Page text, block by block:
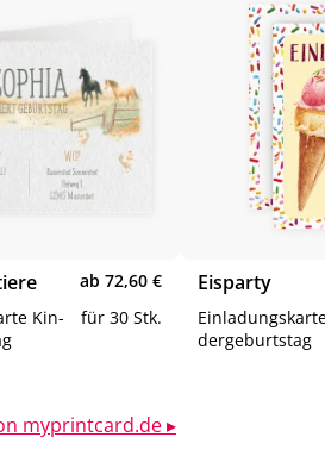
ab 72,60 €
Kin­
für 30 Stk.
Eis­par­ty
der­ge­burts­tag
my­print­card.de ▸